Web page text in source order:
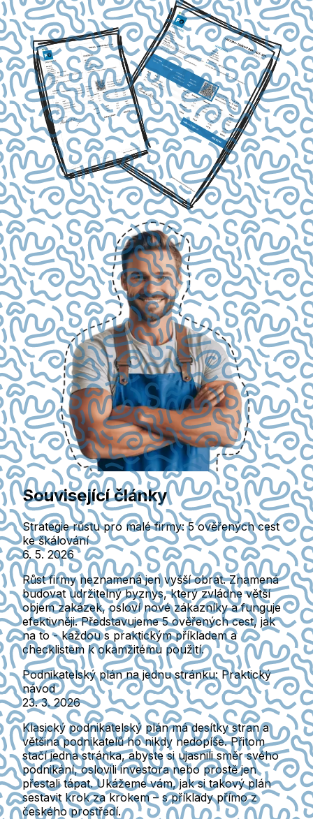
Související články
Strategie růstu pro malé firmy: 5 ověřených cest
ke škálování
6. 5. 2026
Růst firmy neznamená jen vyšší obrat. Znamená
budovat udržitelný byznys, který zvládne větší
objem zakázek, osloví nové zákazníky a funguje
efektivněji. Představujeme 5 ověřených cest, jak
na to - každou s praktickým příkladem a
checklistem k okamžitému použití.
Podnikatelský plán na jednu stránku: Praktický
návod
23. 3. 2026
Klasický podnikatelský plán má desítky stran a
většina podnikatelů ho nikdy nedopíše. Přitom
stačí jedna stránka, abyste si ujasnili směr svého
podnikání, oslovili investora nebo prostě jen
přestali tápat. Ukážeme vám, jak si takový plán
sestavit krok za krokem – s příklady přímo z
českého prostředí.